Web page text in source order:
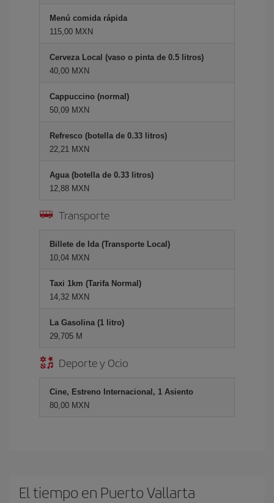
Menú comida rápida
115,00 MXN
Cerveza Local (vaso o pinta de 0.5 litros)
40,00 MXN
Cappuccino (normal)
50,09 MXN
Refresco (botella de 0.33 litros)
22,21 MXN
Agua (botella de 0.33 litros)
12,88 MXN
Transporte
Billete de Ida (Transporte Local)
10,04 MXN
Taxi 1km (Tarifa Normal)
14,32 MXN
La Gasolina (1 litro)
29,705 M
Deporte y Ocio
Cine, Estreno Internacional, 1 Asiento
80,00 MXN
El tiempo en Puerto Vallarta